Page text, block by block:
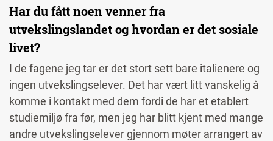
Har du fått noen venner fra
utvekslingslandet og hvordan er det sosiale
livet?
I de fagene jeg tar er det stort sett bare italienere og
ingen utvekslingselever. Det har vært litt vanskelig å
komme i kontakt med dem fordi de har et etablert
studiemiljø fra før, men jeg har blitt kjent med mange
andre utvekslingselever gjennom møter arrangert av